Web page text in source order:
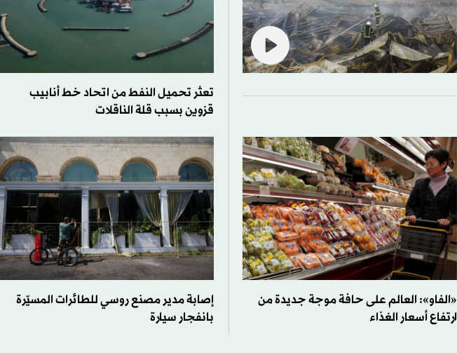
تعثر تحميل النفط من اتحاد خط أنابيب
قزوين بسبب قلة الناقلات
«الفاو»: العالم على حافة موجة جديدة من
ارتفاع أسعار الغذاء
إصابة مدير مصنع روسي للطائرات المسيّرة
بانفجار سيارة